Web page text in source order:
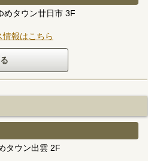
めタウン廿日市 3F
報はこちら
タウン出雲 2F